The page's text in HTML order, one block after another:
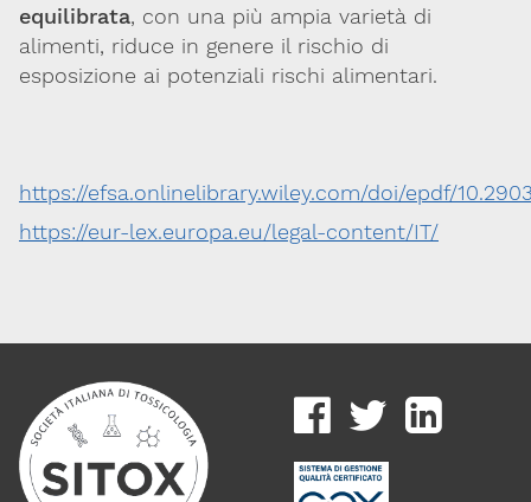
equilibrata, con una più ampia varietà di
alimenti, riduce in genere il rischio di
esposizione ai potenziali rischi alimentari.
https://efsa.onlinelibrary.wiley.com/doi/epdf/
https://eur-lex.europa.eu/legal-content/IT/